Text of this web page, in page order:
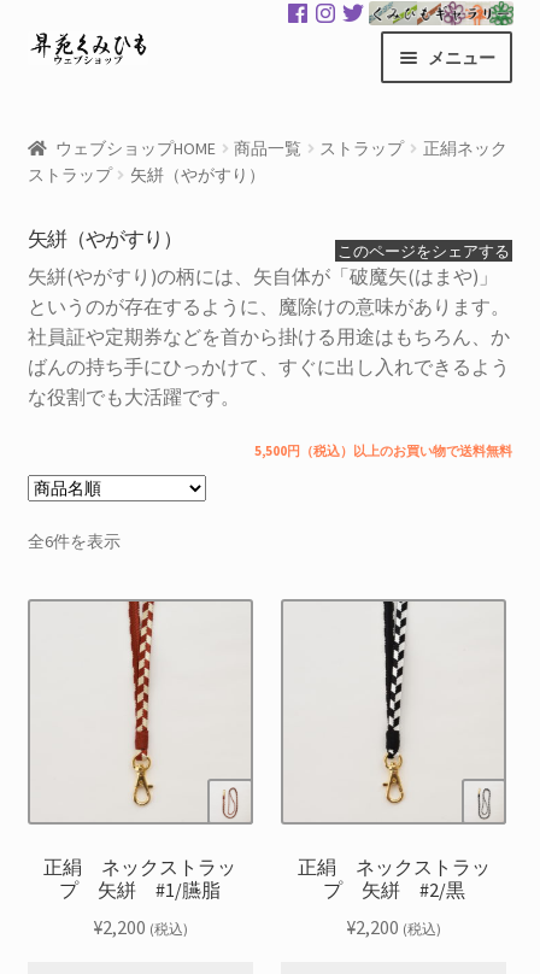
ナ
ー
シ
ン
へ
ス
キ
ッ
プ
コ
ン
ツ
ス
キ
ッ
プ
メニュー
商品一覧
カート
マイアカウント
くみひもギャラリー
サ
ニ
開
お買い物案内
を
展
開
プライバシーポリシー
ウェブショップHOME 商品一覧 ストラップ
正絹ネック
ストラップ
矢絣（やがすり）
このページをシェアする
矢絣（やがすり）
矢絣(やがすり)の柄には、矢自体が「破魔矢(はまや)」
というのが存在するように、魔除けの意味があります。
社員証や定期券などを首から掛ける用途はもちろん、か
ばんの持ち手にひっかけて、すぐに出し入れできるよう
な役割でも大活躍です。
5,500円（税込）以上のお買い物で送料無料
全6件を表示
正絹 ネックストラッ
プ 矢絣 #1/臙脂
¥2,200 (税込)
正絹 ネックストラッ
プ 矢絣 #2/黒
¥2,200 (税込)